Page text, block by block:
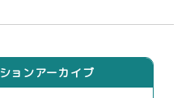
ョンアーカイブ